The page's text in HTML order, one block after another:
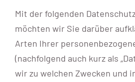
Mit der folgenden
möchten wir Sie darüber
Arten Ihrer
(nachfolgend auch kurz als
wir zu welchen Zwecken und